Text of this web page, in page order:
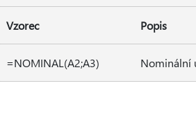
Vzorec Popis
=NOMINAL(A2;A3) Nominální